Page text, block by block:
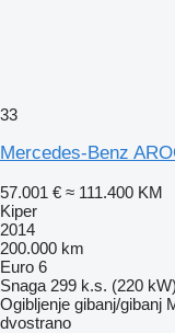
33
Mercedes-Benz
57.001 € ≈ 111.400 KM
Kiper
2014
200.000 km
Euro 6
Snaga 299 k.s. (220 kW)
Ogibljenje gibanj/gibanj
dvostrano